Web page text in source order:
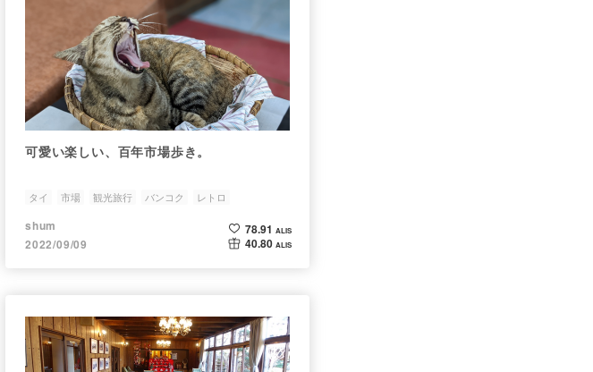
可愛い楽しい、百年市場歩き。
タイ 市場 観光旅行 バンコク レトロ
shum
2022/09/09
78.91 ALIS
40.80 ALIS